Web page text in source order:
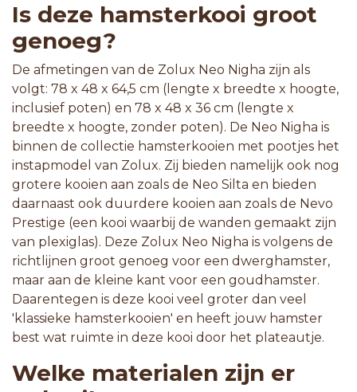
Is deze hamsterkooi groot
genoeg?
De afmetingen van de Zolux Neo Nigha zijn als
volgt: 78 x 48 x 64,5 cm (lengte x breedte x hoogte,
inclusief poten) en 78 x 48 x 36 cm (lengte x
breedte x hoogte, zonder poten). De Neo Nigha is
binnen de collectie hamsterkooien met pootjes het
instapmodel van Zolux. Zij bieden namelijk ook nog
grotere kooien aan zoals de Neo Silta en bieden
daarnaast ook duurdere kooien aan zoals de Nevo
Prestige (een kooi waarbij de wanden gemaakt zijn
van plexiglas). Deze Zolux Neo Nigha is volgens de
richtlijnen groot genoeg voor een dwerghamster,
maar aan de kleine kant voor een goudhamster.
Daarentegen is deze kooi veel groter dan veel
'klassieke hamsterkooien' en heeft jouw hamster
best wat ruimte in deze kooi door het plateautje.
Welke materialen zijn er